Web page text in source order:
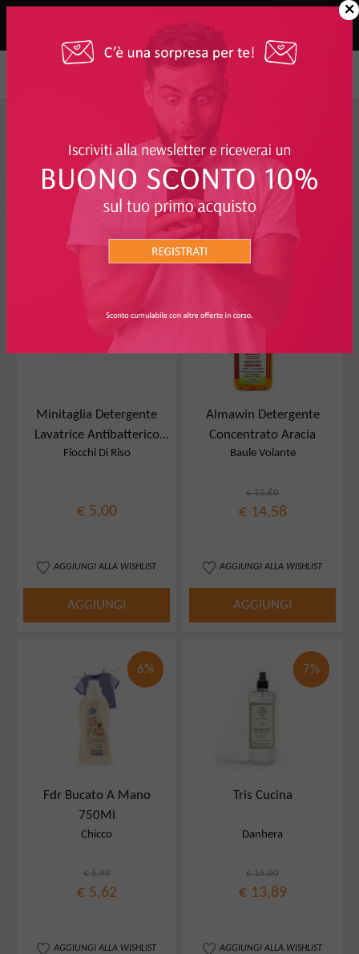
FILTRO
DETERSIVI E DETERGENTI
I PIÙ RICHIESTI
Minitaglia Detergente
Lavatrice Antibatterico
100 Ml
Fiocchi Di Riso
€ 5,00
AGGIUNGI ALLA WISHLIST
AGGIUNGI
Almawin Detergente
Concentrato Aracia
Baule Volante
€ 15,60
€ 14,58
AGGIUNGI ALLA WISHLIST
AGGIUNGI
6%
Fdr Bucato A Mano
750Ml
Chicco
€ 5,99
€ 5,62
AGGIUNGI ALLA WISHLIST
7%
Tris Cucina
Danhera
€ 15,00
€ 13,89
AGGIUNGI ALLA WISHLIST
×